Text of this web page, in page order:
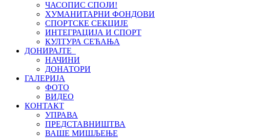
ЧАСОПИС СПОЈИ!
ХУМАНИТАРНИ ФОНДОВИ
СПОРТСКЕ СЕКЦИЈЕ
ИНТЕГРАЦИЈА И СПОРТ
КУЛТУРА СЕЋАЊА
ДОНИРАЈТЕ
НАЧИНИ
ДОНАТОРИ
ГАЛЕРИЈА
ФОТО
ВИДЕО
КОНТАКТ
УПРАВА
ПРЕДСТАВНИШТВА
ВАШЕ МИШЉЕЊЕ